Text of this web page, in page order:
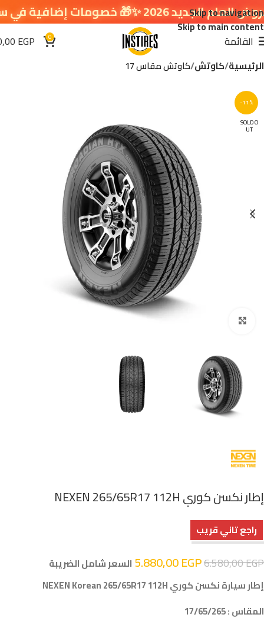
Skip to navigation
Skip to main content
القائمة 0
EGP
الرئيسية كاوتش كاوتش مقاس 17
-11%
SOLD O
UT
إطار نكسن كوري NEXEN 265/65R17 112H
راجع تاني قريب
6.580,00EGP
5.880,00EGP
السعر شامل الضريبة
إطار سيارة نكسن كوري NEXEN Korean 265/65R17 112H
المقاس : 17/65/265
خصومات إضافية في سلة التسوق 🔥